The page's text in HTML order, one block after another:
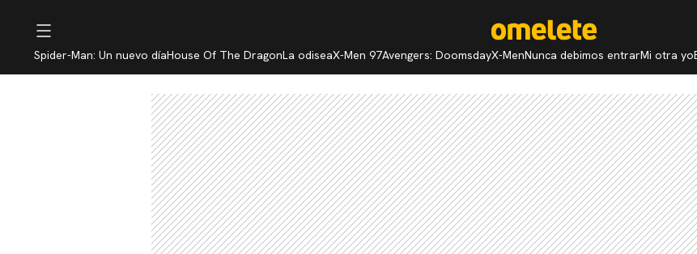
Spider-Man: Un nuevo díaHouse Of The DragonLa odiseaX-Men 97Avengers: DoomsdayX-MenNunca debimos entrarMi otra yo